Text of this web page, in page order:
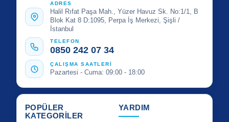
ADRES
Halil Rıfat Paşa Mah., Yüzer Havuz Sk. No:1/1, B
Blok Kat 8 D:1095, Perpa İş Merkezi, Şişli /
İstanbul
TELEFON
0850 242 07 34
ÇALIŞMA SAATLERİ
Pazartesi - Cuma: 09:00 - 18:00
POPÜLER
KATEGORİLER
YARDIM